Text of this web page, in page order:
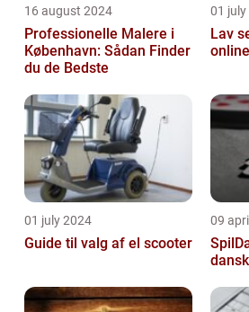
16 august 2024
Professionelle Malere i
København: Sådan Finder
du de Bedste
01
Lav
online
01 july 2024
Guide til valg af el scooter
09